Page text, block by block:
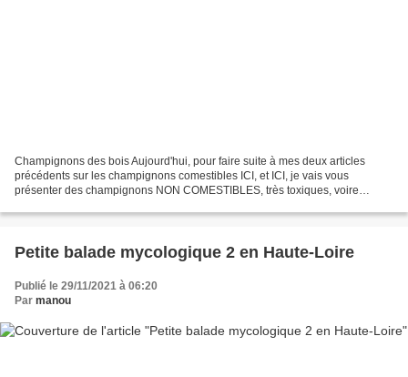
Champignons des bois Aujourd'hui, pour faire suite à mes deux articles
précédents sur les champignons comestibles ICI, et ICI, je vais vous
présenter des champignons NON COMESTIBLES, très toxiques, voire
Petite balade mycologique 2 en Haute-Loire
Publié le 29/11/2021 à 06:20
Par manou